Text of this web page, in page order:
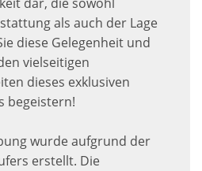
als auch der Lage
diese Gelegenheit und
vielseitigen
dieses exklusiven
begeistern!
wurde aufgrund der
erstellt. Die